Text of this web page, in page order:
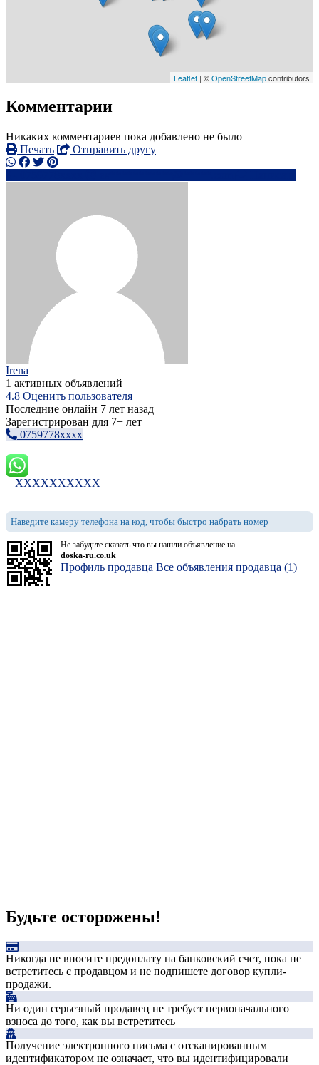
Leaflet | ©OpenStreetMapcontributors
Комментарии
Никаких комментариев пока добавлено не было
Печать
Отправить другу
Irena
1 активных объявлений
4.8 Оценить пользователя
Последние онлайн 7 лет назад
Зарегистрирован для 7+ лет
0759778xxxx
+ XXXXXXXXXX
Наведите камеру телефона на код, чтобы быстро набрать номер
Не забудьте сказать что вы нашли объявление на
doska-ru.co.uk
Профиль продавца Все объявления продавца (1)
Будьте осторожены!
Никогда не вносите предоплату на банковский счет, пока не
встретитесь с продавцом и не подпишете договор купли-
продажи.
Ни один серьезный продавец не требует первоначального
взноса до того, как вы встретитесь
Получение электронного письма с отсканированным
идентификатором не означает, что вы идентифицировали